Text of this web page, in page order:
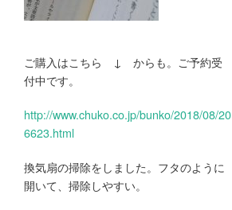
ご購入はこちら ↓ からも。ご予約受
付中です。
http://www.chuko.co.jp/bunko/2018/08/20
6623.html
換気扇の掃除をしました。フタのように
開いて、掃除しやすい。